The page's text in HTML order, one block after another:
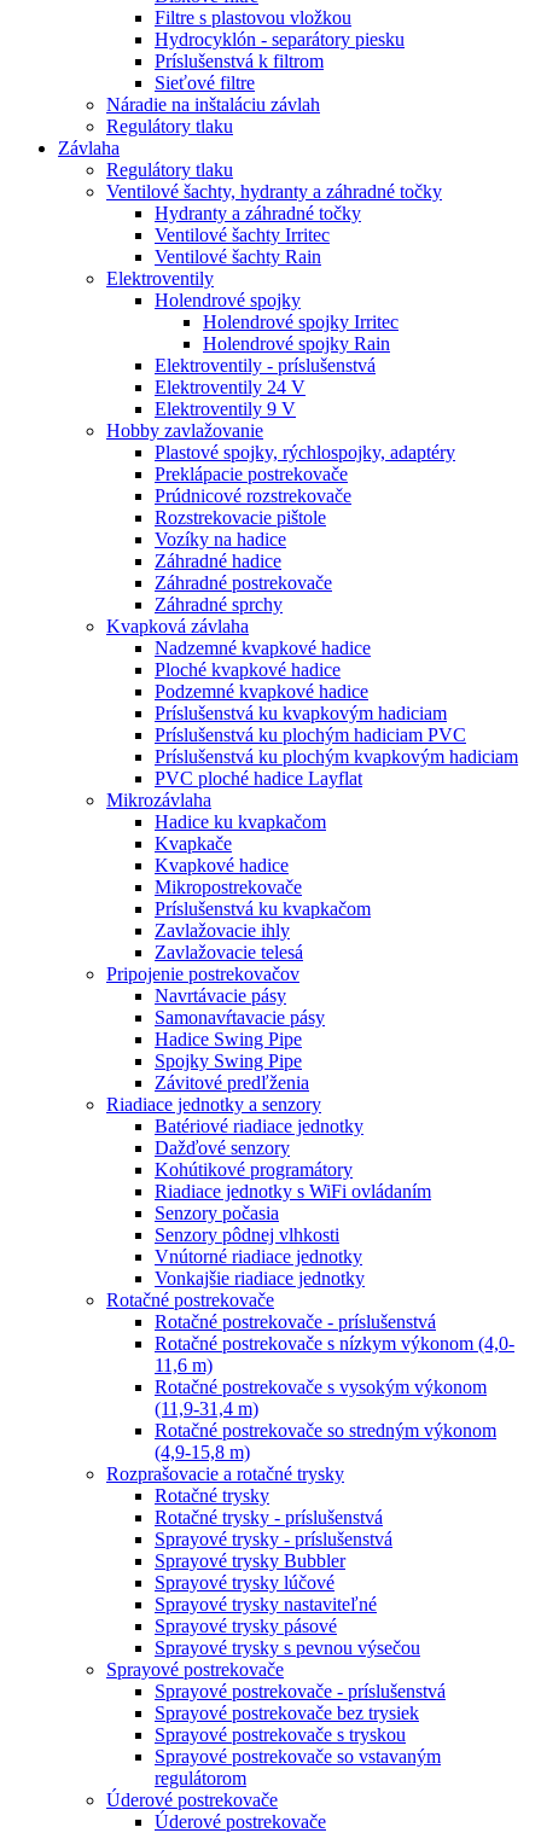
Filtre s plastovou vložkou
Hydrocyklón - separátory piesku
Príslušenstvá k filtrom
Sieťové filtre
Náradie na inštaláciu závlah
Regulátory tlaku
Závlaha
Regulátory tlaku
Ventilové šachty, hydranty a záhradné točky
Hydranty a záhradné točky
Ventilové šachty Irritec
Ventilové šachty Rain
Elektroventily
Holendrové spojky
Holendrové spojky Irritec
Holendrové spojky Rain
Elektroventily - príslušenstvá
Elektroventily 24 V
Elektroventily 9 V
Hobby zavlažovanie
Plastové spojky, rýchlospojky, adaptéry
Preklápacie postrekovače
Prúdnicové rozstrekovače
Rozstrekovacie pištole
Vozíky na hadice
Záhradné hadice
Záhradné postrekovače
Záhradné sprchy
Kvapková závlaha
Nadzemné kvapkové hadice
Ploché kvapkové hadice
Podzemné kvapkové hadice
Príslušenstvá ku kvapkovým hadiciam
Príslušenstvá ku plochým hadiciam PVC
Príslušenstvá ku plochým kvapkovým hadiciam
PVC ploché hadice Layflat
Mikrozávlaha
Hadice ku kvapkačom
Kvapkače
Kvapkové hadice
Mikropostrekovače
Príslušenstvá ku kvapkačom
Zavlažovacie ihly
Zavlažovacie telesá
Pripojenie postrekovačov
Navrtávacie pásy
Samonavŕtavacie pásy
Hadice Swing Pipe
Spojky Swing Pipe
Závitové predľženia
Riadiace jednotky a senzory
Batériové riadiace jednotky
Dažďové senzory
Kohútikové programátory
Riadiace jednotky s WiFi ovládaním
Senzory počasia
Senzory pôdnej vlhkosti
Vnútorné riadiace jednotky
Vonkajšie riadiace jednotky
Rotačné postrekovače
Rotačné postrekovače - príslušenstvá
Rotačné postrekovače s nízkym výkonom (4,0-
11,6 m)
Rotačné postrekovače s vysokým výkonom
(11,9-31,4 m)
Rotačné postrekovače so stredným výkonom
(4,9-15,8 m)
Rozprašovacie a rotačné trysky
Rotačné trysky
Rotačné trysky - príslušenstvá
Sprayové trysky - príslušenstvá
Sprayové trysky Bubbler
Sprayové trysky lúčové
Sprayové trysky nastaviteľné
Sprayové trysky pásové
Sprayové trysky s pevnou výsečou
Sprayové postrekovače
Sprayové postrekovače - príslušenstvá
Sprayové postrekovače bez trysiek
Sprayové postrekovače s tryskou
Sprayové postrekovače so vstavaným
regulátorom
Úderové postrekovače
Úderové postrekovače